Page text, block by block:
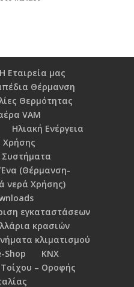
was:
τιμή
Η Εταιρεία μας
Θέρμανση
Θερμότητας
VAM
Ηλιακή Ενέργεια
Χρήσης
(Θέρμανση-
νερά Χρήσης)
εγκαταστάσεων
κρασιών
κλιματισμού
Shop
KNX
– Οροφής